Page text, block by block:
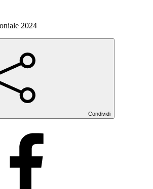
2024
Condividi